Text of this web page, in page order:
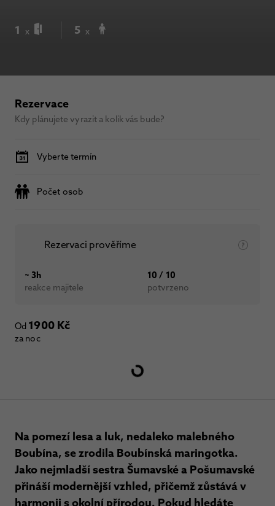
1 x 5 x
Rezervace
Kdy plánujete vyrazit a kolik vás bude?
Vyberte termín
Počet osob
Rezervaci prověříme
~ 3h
reakce majitele
10 / 10
potvrzeno
Od 1900 Kč
za noc
Na pomezí lesa a luk, nedaleko malebného
Boubína, se zrodila Boubínská maringotka.
Jako nejmladší sestra Šumavské a Pošumavské
přináší modernější vzhled, přičemž zůstává v
harmonii s okolní přírodou. Pokud hledáte